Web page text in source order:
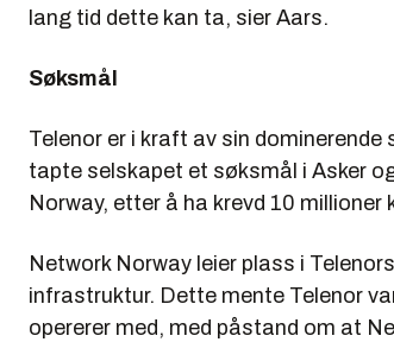
lang tid dette kan ta, sier Aars.
Søksmål
Telenor er i kraft av sin
tapte selskapet et søksmål i Asker
Norway, etter å ha krevd 10
Network Norway leier plass i
infrastruktur. Dette mente Telenor
opererer med, med påstand om at